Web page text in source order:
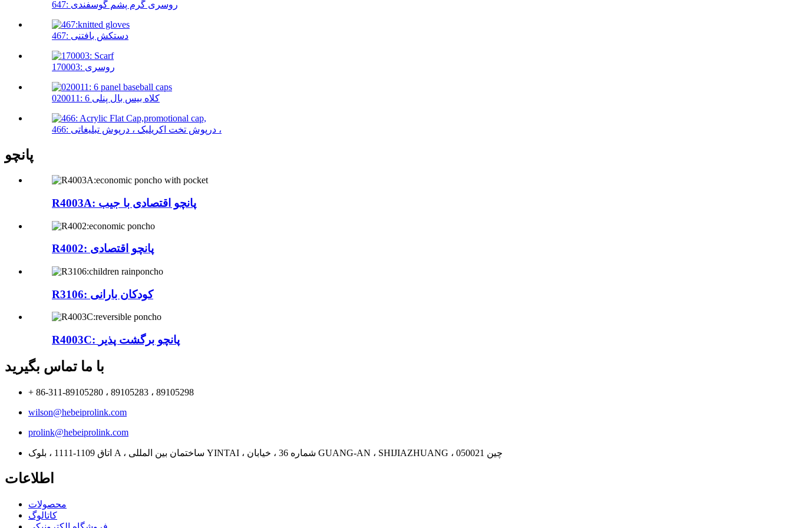
647: روسری گرم پشم گوسفندی
467: دستکش بافتنی
170003: روسری
020011: 6 کلاه بیس بال پنلی
466: درپوش تخت اکریلیک ، درپوش تبلیغاتی ،
پانچو
R4003A: پانچو اقتصادی با جیب
R4002: پانچو اقتصادی
R3106: کودکان بارانی
R4003C: پانچو برگشت پذیر
با ما تماس بگیرید
+ 86-311-89105280 ، 89105283 ، 89105298
wilson@hebeiprolink.com
prolink@hebeiprolink.com
اتاق 1109-1111 ، بلوک A ، ساختمان بین المللی YINTAI ، شماره 36 ، خیابان GUANG-AN ، SHIJIAZHUANG ، چین 050021
اطلاعات
محصولات
کاتالوگ